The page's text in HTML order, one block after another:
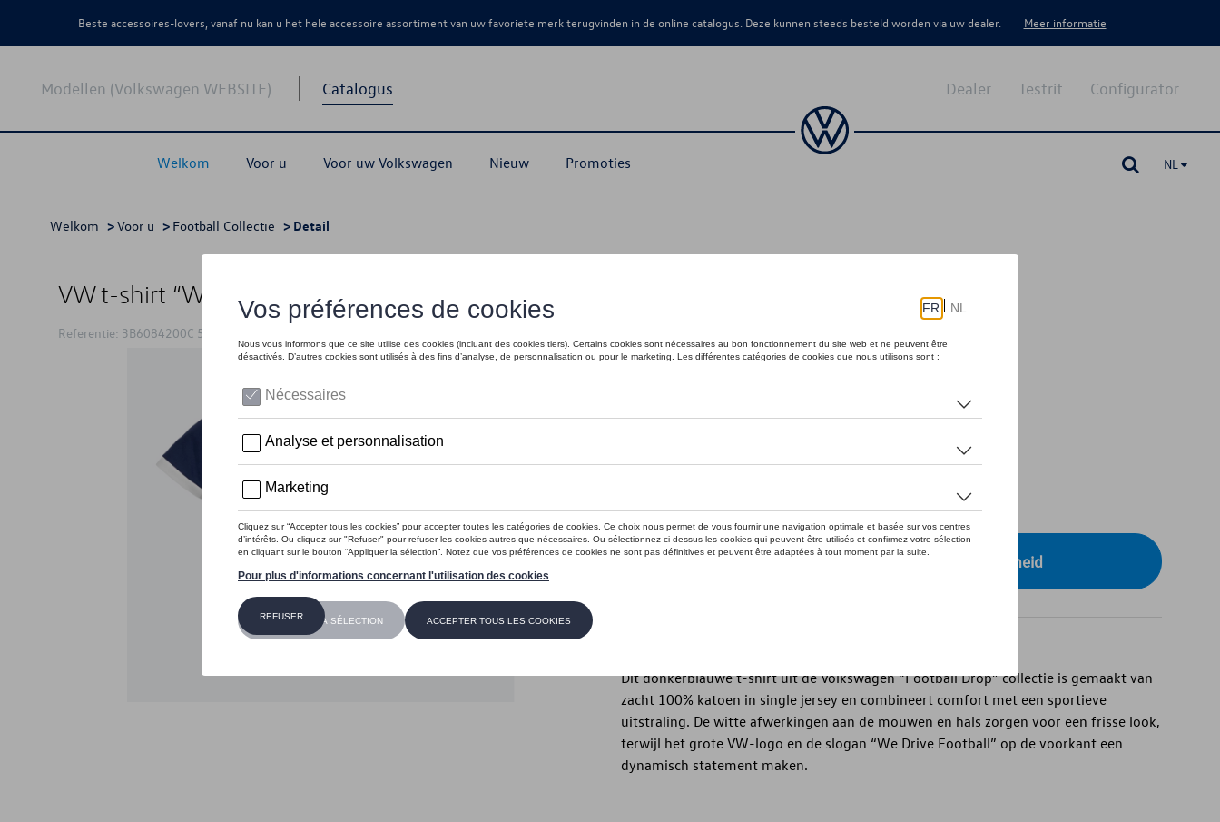
Beste accessoires-lovers, vanaf nu kan u het hele accessoire assortiment van uw favoriete merk terugvinden in de online catalogus. Deze kunnen steeds besteld worden via uw dealer. Meer informatie
Modellen (Volkswagen WEBSITE) Catalogus
Welkom Voor u Voor uw Volkswagen Nieuw Promoties
Configurator
Testrit
Dealer
NL
Welkom >Voor u > Football Collectie > Detail
VW t-shirt “We Drive Football”, blauw - L
Referentie: 3B6084200C 530
Dit product is momenteel niet op stock
Contacteer uw dealer voor beschikbaarheid
Dit donkerblauwe t-shirt uit de Volkswagen “Football Drop” collectie is gemaakt van
zacht 100% katoen in single jersey en combineert comfort met een sportieve
uitstraling. De witte afwerkingen aan de mouwen en hals zorgen voor een frisse look,
terwijl het grote VW-logo en de slogan “We Drive Football” op de voorkant een
dynamisch statement maken.